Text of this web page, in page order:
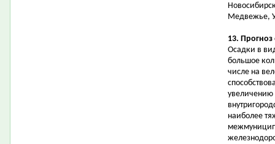
Медвежье,
13. Прогноз
Осадки в
большое
числе на
увеличению
наиболее